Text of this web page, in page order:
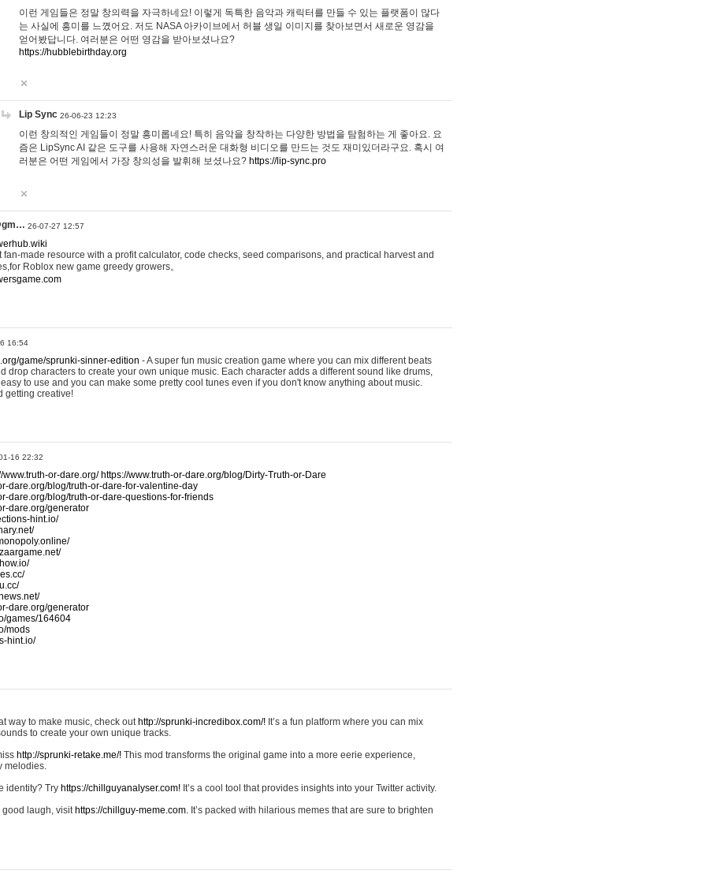
이런 게임들은 정말 창의력을 자극하네요! 이렇게 독특한 음악과 캐릭터를 만들 수 있는 플랫폼이 많다
는 사실에 흥미를 느꼈어요. 저도 NASA 아카이브에서 허블 생일 이미지를 찾아보면서 새로운 영감을
얻어봤답니다. 여러분은 어떤 영감을 받아보셨나요?
https://hubblebirthday.org
Lip Sync 26-06-23 12:23
이런 창의적인 게임들이 정말 흥미롭네요! 특히 음악을 창작하는 다양한 방법을 탐험하는 게 좋아요. 요
즘은 LipSync AI 같은 도구를 사용해 자연스러운 대화형 비디오를 만드는 것도 재미있더라구요. 혹시 여
러분은 어떤 게임에서 가장 창의성을 발휘해 보셨나요? https://lip-sync.pro
26-07-27 12:57
made resource with a profit calculator, code checks, seed comparisons, and practical harvest and
Roblox new game greedy growers。
16:54
game/sprunki-sinner-edition - A super fun music creation game where you can mix different beats
drop characters to create your own unique music. Each character adds a different sound like drums,
to use and you can make some pretty cool tunes even if you don't know anything about music.
getting creative!
16 22:32
www.truth-or-dare.org/ https://www.truth-or-dare.org/blog/Dirty-Truth-or-Dare
dare.org/blog/truth-or-dare-for-valentine-day
dare.org/blog/truth-or-dare-questions-for-friends
dare.org/generator
hint.io/
dare.org/generator
games/164604
mods
hint.io/
way to make music, check out http://sprunki-incredibox.com/! It’s a fun platform where you can mix
to create your own unique tracks.
http://sprunki-retake.me/! This mod transforms the original game into a more eerie experience,
melodies.
identity? Try https://chillguyanalyser.com! It’s a cool tool that provides insights into your Twitter activity.
good laugh, visit https://chillguy-meme.com. It’s packed with hilarious memes that are sure to brighten